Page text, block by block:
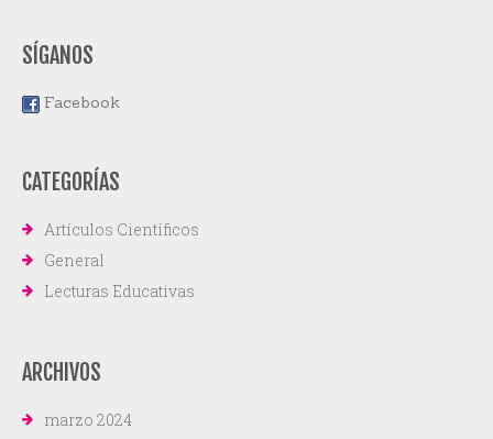
SÍGANOS
Facebook
CATEGORÍAS
Artículos Científicos
General
Lecturas Educativas
ARCHIVOS
marzo 2024